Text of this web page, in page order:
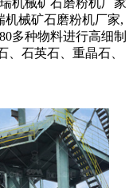
机械矿石磨粉机厂家
机械矿石磨粉机厂家,
多种物料进行高细制
石英石、重晶石、